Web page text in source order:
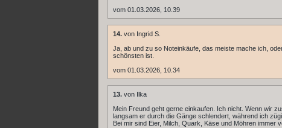
vom 01.03.2026, 10.39
14. von Ingrid S.
Ja, ab und zu so Noteinkäufe, das meiste mache ich,
schönsten ist.
vom 01.03.2026, 10.34
13. von Ilka
Mein Freund geht gerne einkaufen. Ich nicht. Wenn wir
langsam er durch die Gänge schlendert, während ich
Bei mir sind Eier, Milch, Quark, Käse und Möhren immer